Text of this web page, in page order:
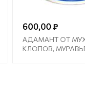
600,00 ₽
АДАМАНТ ОТ
КЛОПОВ,